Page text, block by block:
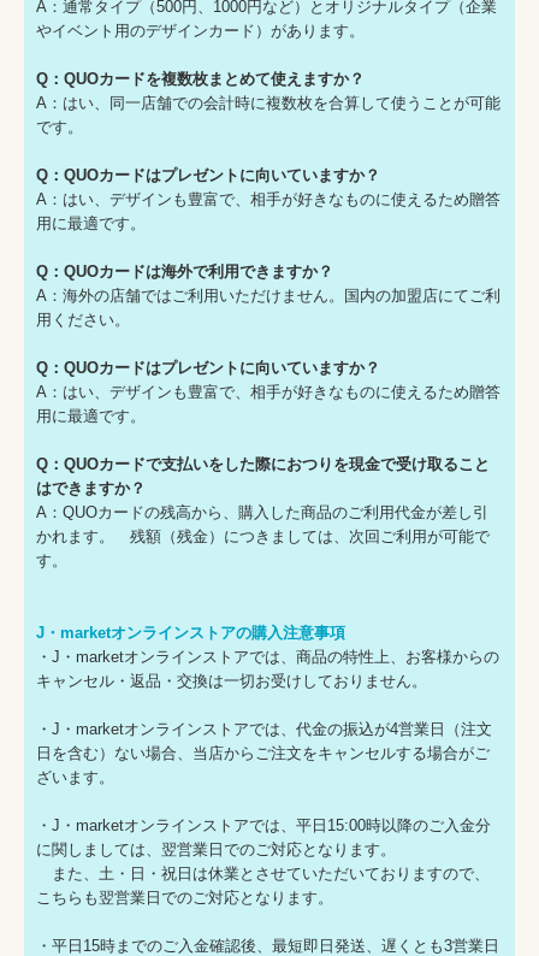
A：通常タイプ（500円、1000円など）とオリジナルタイプ（企業
やイベント用のデザインカード）があります。
Q：QUOカードを複数枚まとめて使えますか？
A：はい、同一店舗での会計時に複数枚を合算して使うことが可能
です。
Q：QUOカードはプレゼントに向いていますか？
A：はい、デザインも豊富で、相手が好きなものに使えるため贈答
用に最適です。
Q：QUOカードは海外で利用できますか？
A：海外の店舗ではご利用いただけません。国内の加盟店にてご利
用ください。
Q：QUOカードはプレゼントに向いていますか？
A：はい、デザインも豊富で、相手が好きなものに使えるため贈答
用に最適です。
Q：QUOカードで支払いをした際におつりを現金で受け取ること
はできますか？
A：QUOカードの残高から、購入した商品のご利用代金が差し引
かれます。 残額（残金）につきましては、次回ご利用が可能で
す。
J・marketオンラインストアの購入注意事項
・J・marketオンラインストアでは、商品の特性上、お客様からの
キャンセル・返品・交換は一切お受けしておりません。
・J・marketオンラインストアでは、代金の振込が4営業日（注文
日を含む）ない場合、当店からご注文をキャンセルする場合がご
ざいます。
・J・marketオンラインストアでは、平日15:00時以降のご入金分
に関しましては、翌営業日でのご対応となります。
また、土・日・祝日は休業とさせていただいておりますので、
こちらも翌営業日でのご対応となります。
・平日15時までのご入金確認後、最短即日発送、遅くとも3営業日